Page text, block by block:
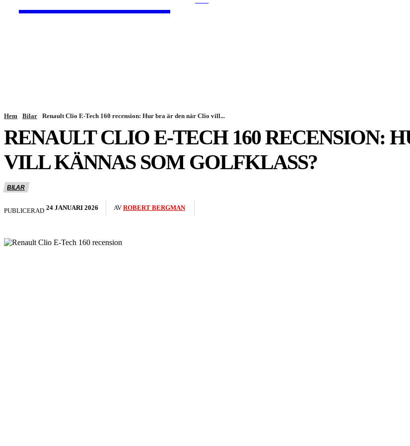
Hem Bilar Renault Clio E-Tech 160 recension: Hur bra är den när Clio vill...
RENAULT CLIO E-TECH 160 RECENSION:
VILL KÄNNAS SOM GOLFKLASS?
BILAR
PUBLICERAD 24 JANUARI 2026 AV ROBERT BERGMAN